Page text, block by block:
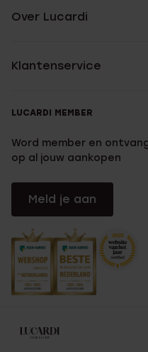
Over Lucardi
Klantenservice
LUCARDI MEMBER
Word member en
op al jouw aankopen
Meld je aan